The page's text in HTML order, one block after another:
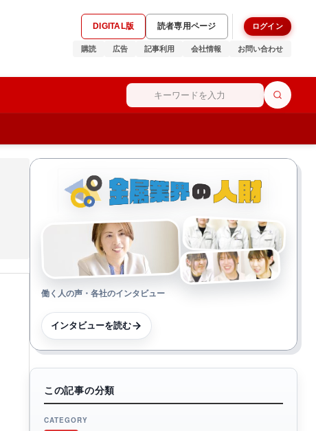
DIGITAL版 読者専用ページ ログイン
購読 広告 記事利用 会社情報 お問い合わせ
働く人の声・各社のインタビュー
インタビューを読む
この記事の分類
CATEGORY